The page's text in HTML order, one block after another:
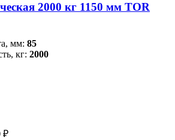
2000 кг 1150 мм TOR
мм: 85
кг: 2000
₽